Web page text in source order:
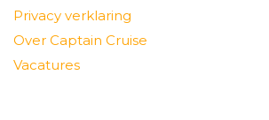
Privacy verklaring
Over Captain Cruise
Vacatures